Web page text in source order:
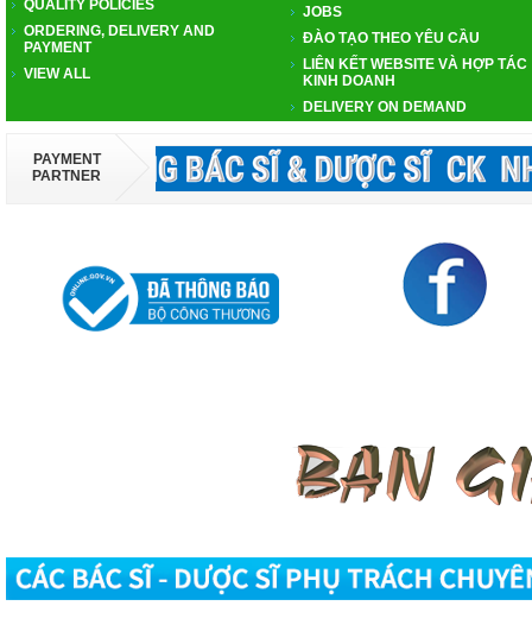
QUALITY POLICIES
ORDERING, DELIVERY AND
PAYMENT
VIEW ALL
JOBS
ĐÀO TẠO THEO YÊU CẦU
LIÊN KẾT WEBSITE VÀ HỢP TÁC
KINH DOANH
DELIVERY ON DEMAND
PAYMENT
PARTNER